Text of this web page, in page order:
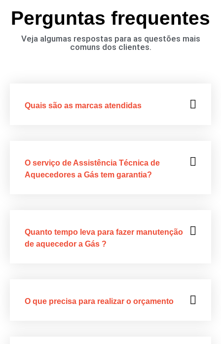
Perguntas frequentes
Veja algumas respostas para as questões mais
comuns dos clientes.
Quais são as marcas atendidas
O serviço de Assistência Técnica de
Aquecedores a Gás tem garantia?
Quanto tempo leva para fazer manutenção
de aquecedor a Gás ?
O que precisa para realizar o orçamento